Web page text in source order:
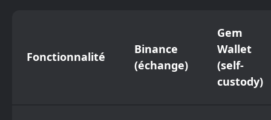
Fonctionnalité
Binance
(échange)
Gem
Wallet
(self-
custody)